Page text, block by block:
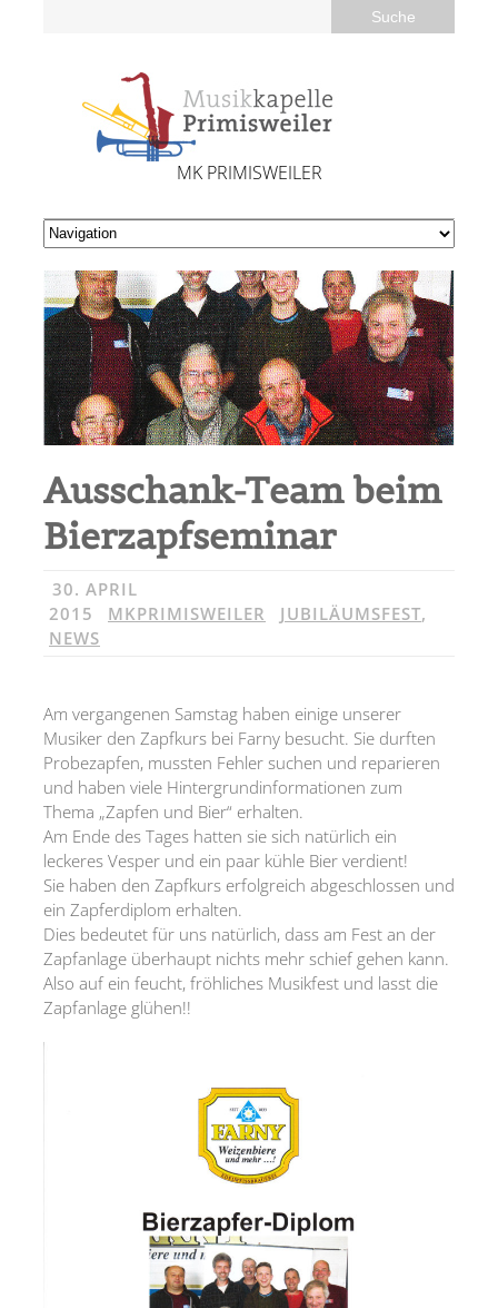
MK PRIMISWEILER
Ausschank-Team beim
Bierzapfseminar
30. APRIL
2015
MKPRIMISWEILER JUBILÄUMSFEST,
NEWS
Am vergangenen Samstag haben einige unserer
Musiker den Zapfkurs bei Farny besucht. Sie durften
Probezapfen, mussten Fehler suchen und reparieren
und haben viele Hintergrundinformationen zum
Thema „Zapfen und Bier“ erhalten.
Am Ende des Tages hatten sie sich natürlich ein
leckeres Vesper und ein paar kühle Bier verdient!
Sie haben den Zapfkurs erfolgreich abgeschlossen und
ein Zapferdiplom erhalten.
Dies bedeutet für uns natürlich, dass am Fest an der
Zapfanlage überhaupt nichts mehr schief gehen kann.
Also auf ein feucht, fröhliches Musikfest und lasst die
Zapfanlage glühen!!